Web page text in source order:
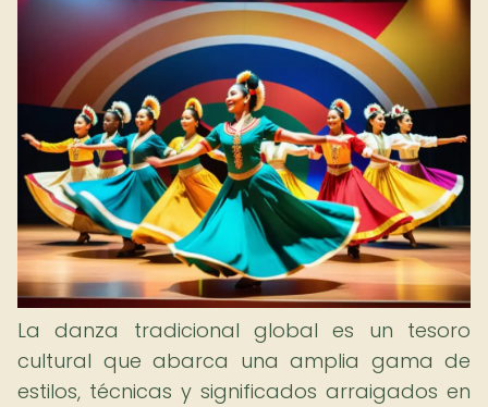
La danza tradicional global es un tesoro
cultural que abarca una amplia gama de
estilos, técnicas y significados arraigados en